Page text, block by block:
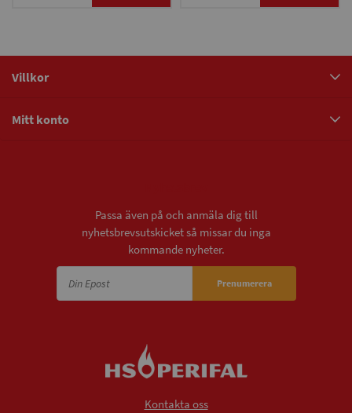
Villkor
Mitt konto
Passa även på och anmäla dig till
nyhetsbrevsutskicket så missar du inga
kommande nyheter.
Prenumerera
Kontakta oss